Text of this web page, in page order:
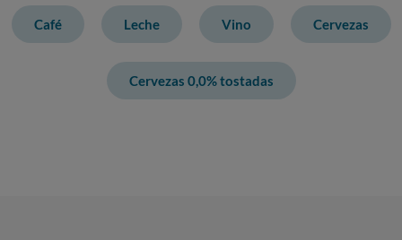
Café Leche Vino Cervezas
Cervezas 0,0% tostadas